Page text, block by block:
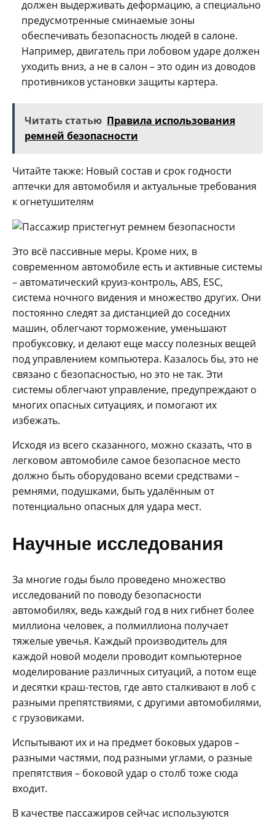
должен выдерживать деформацию, а специально
предусмотренные сминаемые зоны
обеспечивать безопасность людей в салоне.
Например, двигатель при лобовом ударе должен
уходить вниз, а не в салон – это один из доводов
противников установки защиты картера.
Читать статью Правила использования
ремней безопасности
Читайте также: Новый состав и срок годности
аптечки для автомобиля и актуальные требования
к огнетушителям
Это всё пассивные меры. Кроме них, в
современном автомобиле есть и активные системы
– автоматический круиз-контроль, ABS, ESC,
система ночного видения и множество других. Они
постоянно следят за дистанцией до соседних
машин, облегчают торможение, уменьшают
пробуксовку, и делают еще массу полезных вещей
под управлением компьютера. Казалось бы, это не
связано с безопасностью, но это не так. Эти
системы облегчают управление, предупреждают о
многих опасных ситуациях, и помогают их
избежать.
Исходя из всего сказанного, можно сказать, что в
легковом автомобиле самое безопасное место
должно быть оборудовано всеми средствами –
ремнями, подушками, быть удалённым от
потенциально опасных для удара мест.
Научные исследования
За многие годы было проведено множество
исследований по поводу безопасности
автомобилях, ведь каждый год в них гибнет более
миллиона человек, а полмиллиона получает
тяжелые увечья. Каждый производитель для
каждой новой модели проводит компьютерное
моделирование различных ситуаций, а потом еще
и десятки краш-тестов, где авто сталкивают в лоб с
разными препятствиями, с другими автомобилями,
с грузовиками.
Испытывают их и на предмет боковых ударов –
разными частями, под разными углами, о разные
препятствия – боковой удар о столб тоже сюда
входит.
В качестве пассажиров сейчас используются